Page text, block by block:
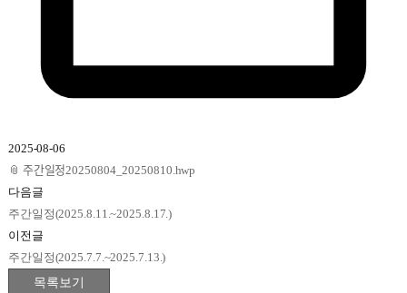
2025-08-06
📎 주간일정20250804_20250810.hwp
다음글
주간일정(2025.8.11.~2025.8.17.)
이전글
주간일정(2025.7.7.~2025.7.13.)